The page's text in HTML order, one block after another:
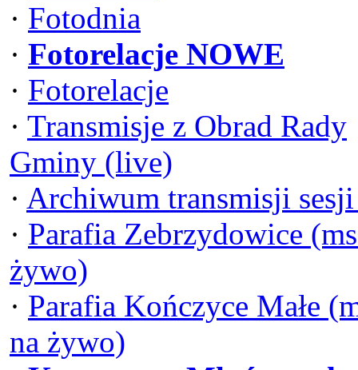
· Fotodnia
· Fotorelacje NOWE
· Fotorelacje
· Transmisje z Obrad Rady
Gminy (live)
· Archiwum transmisji
· Parafia Zebrzydowice
żywo)
· Parafia Kończyce Małe
na żywo)